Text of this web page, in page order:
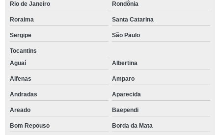
Rio de Janeiro Rondônia
Roraima Santa Catarina
Sergipe São Paulo
Tocantins
Aguaí
Albertina
Alfenas Amparo
Andradas Aparecida
Areado Baependi
Bom Repouso Borda da Mata